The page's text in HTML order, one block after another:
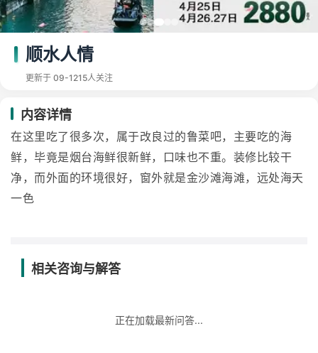
顺水人情
更新于 09-1215人关注
内容详情
在这里吃了很多次，属于改良过的鲁菜吧，主要吃的海
鲜，毕竟是烟台海鲜很新鲜，口味也不重。装修比较干
净，而外面的环境很好，窗外就是金沙滩海滩，远处海天
一色
相关咨询与解答
正在加载最新问答...